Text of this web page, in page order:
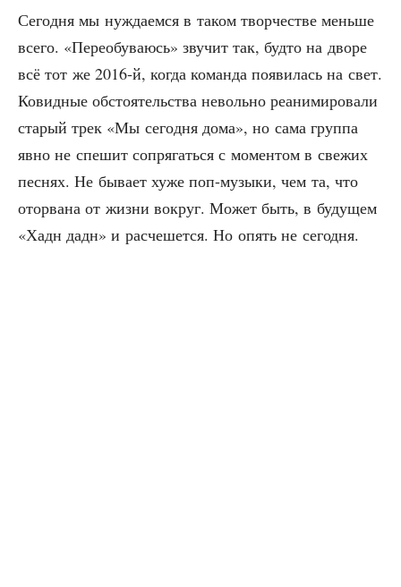
Сего­дня мы нуж­да­ем­ся в таком твор­че­стве мень­ше
все­го. «Пере­обу­ва­юсь» зву­чит так, буд­то на дво­ре
всё тот же 2016‑й, когда коман­да появи­лась на свет.
Ковид­ные обсто­я­тель­ства неволь­но реани­ми­ро­ва­ли
ста­рый трек «Мы сего­дня дома», но сама груп­па
явно не спе­шит сопря­гать­ся с момен­том в све­жих
пес­нях. Не быва­ет хуже поп-музы­ки, чем та, что
ото­рва­на от жиз­ни вокруг. Может быть, в буду­щем
«Хадн дадн» и рас­че­шет­ся. Но опять не сегодня.